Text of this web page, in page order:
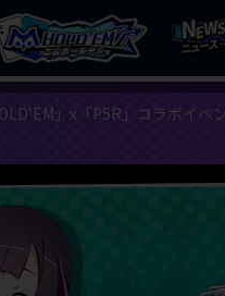
」x「P5R」コラボイ